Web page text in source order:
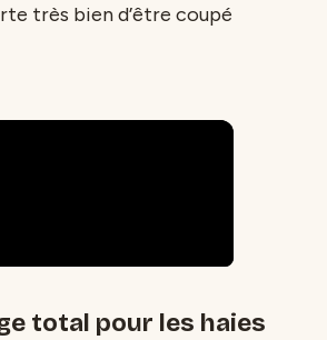
très bien d’être coupé
total pour les haies